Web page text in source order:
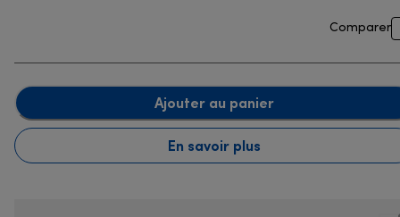
Comparer
Ajouter au panier
En savoir plus